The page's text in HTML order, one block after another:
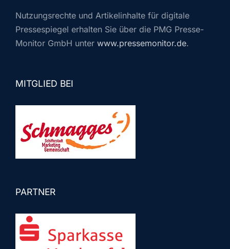
Nutzungsrechte und Artikelinhalte für digitale
Pressespiegel erhalten Sie über die PMG Presse-
Monitor GmbH unter www.pressemonitor.de.
MITGLIED BEI
PARTNER